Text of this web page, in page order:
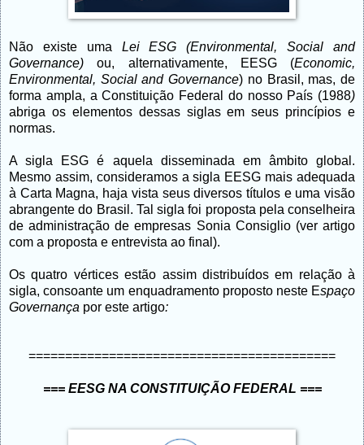
Não existe uma Lei ESG
(Environmental, Social and
Governance) ou, alternativamente, EESG (Economic,
Environmental, Social and Governance) no Brasil, mas, de
forma ampla, a Constituição Federal do nosso País (1988)
abriga os elementos dessas siglas em seus princípios e
normas.
A sigla ESG é aquela disseminada em âmbito global.
Mesmo assim, consideramos a sigla EESG mais adequada
à Carta Magna, haja vista seus diversos títulos e uma visão
abrangente do Brasil. Tal sigla foi proposta pela conselheira
de administração de empresas Sonia Consiglio (ver artigo
com a proposta e entrevista ao final).
Os quatro vértices estão assim distribuídos em relação à
sigla, consoante um enquadramento proposto neste Espaço
Governança por este artigo:
==========================================
=== EESG NA CONSTITUIÇÃO FEDERAL ===